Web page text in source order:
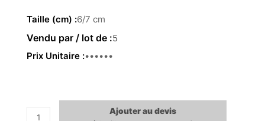
Taille (cm) 6/7 cm
5
Prix Unitaire 3.95 €
quantité
Ajouter au devis